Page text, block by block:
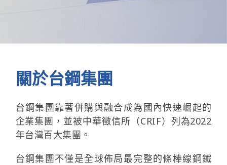
關於台鋼集團
台鋼集團靠著併購與融合成為國內快速崛起的
企業集團，並被中華徵信所（CRIF）列為2022
年台灣百大集團。
台鋼集團不僅是全球佈局最完整的條棒線鋼鐵